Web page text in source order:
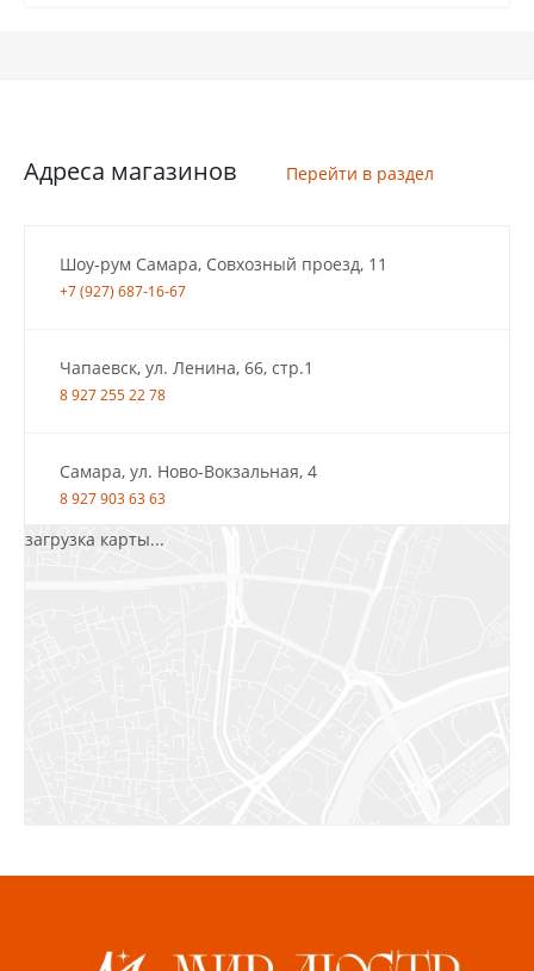
Адреса магазинов Перейти в раздел
Шоу-рум Самара, Совхозный проезд, 11
+7 (927) 687-16-67
Чапаевск, ул. Ленина, 66, стр.1
8 927 255 22 78
Самара, ул. Ново-Вокзальная, 4
8 927 903 63 63
загрузка карты...